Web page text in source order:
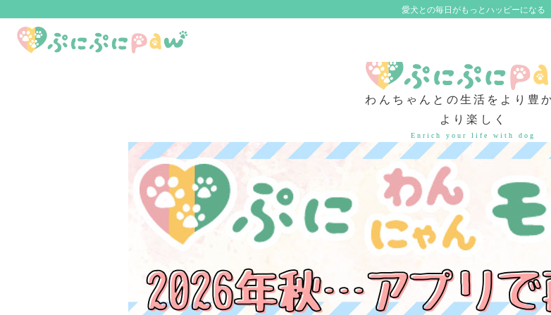
愛犬との毎日がもっとハッピーになる
わんちゃんとの生活をより豊
より楽しく
Enrich your life with dog